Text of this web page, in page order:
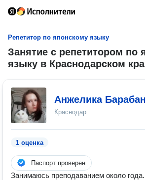
Репетитор по японскому языку
Занятие с репетитором по
языку в Краснодарском
Анжелика
Краснодар
1 оценка
Паспорт проверен
Занимаюсь преподаванием около